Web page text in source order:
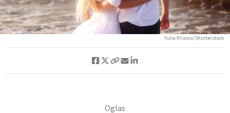
Yulia Prizova/Shutterstock